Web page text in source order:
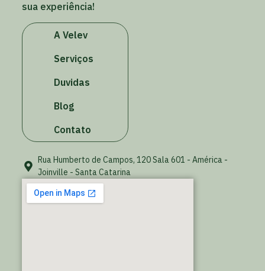
sua experiência!
A Velev
Serviços
Duvidas
Blog
Contato
Rua Humberto de Campos, 120 Sala 601 - América -
Joinville - Santa Catarina